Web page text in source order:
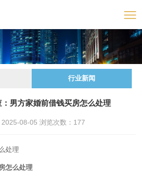
行业新闻
男方家婚前借钱买房怎么处理
2025-08-05 浏览次数： 177
处理
怎么处理